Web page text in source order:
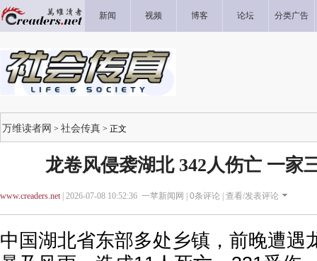
新闻 视频 博客 论坛 分类广告
万维读者网 > 社会传真 > 正文
龙卷风侵袭湖北 342人伤亡 一家
www.creaders.net| 2026-07-08 10:52:36 一苹新闻网 | 0条评论 | 查看/发表评论
中国湖北省东部多处乡镇，前晚遭遇